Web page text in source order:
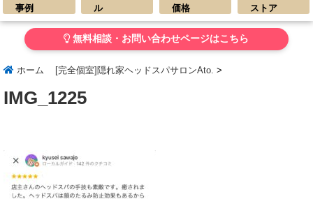
事例
ル
価格
ストア
無料相談・お問い合わせページはこちら
ホーム [完全個室]隠れ家ヘッドスパサロンAto. >
IMG_1225